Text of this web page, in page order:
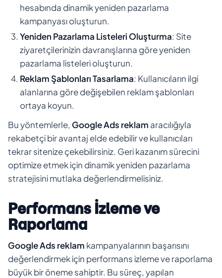
hesabında dinamik yeniden pazarlama
kampanyası oluşturun.
Yeniden Pazarlama Listeleri Oluşturma: Site
ziyaretçilerinizin davranışlarına göre yeniden
pazarlama listeleri oluşturun.
Reklam Şablonları Tasarlama: Kullanıcıların ilgi
alanlarına göre değişebilen reklam şablonları
ortaya koyun.
Bu yöntemlerle, Google Ads reklam aracılığıyla
rekabetçi bir avantaj elde edebilir ve kullanıcıları
tekrar sitenize çekebilirsiniz. Geri kazanım sürecini
optimize etmek için dinamik yeniden pazarlama
stratejisini mutlaka değerlendirmelisiniz.
Performans İzleme ve
Raporlama
Google Ads reklam kampanyalarının başarısını
değerlendirmek için performans izleme ve raporlama
büyük bir öneme sahiptir. Bu süreç, yapılan